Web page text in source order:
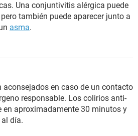
Una conjuntivitis alérgica puede
también puede aparecer junto a
asma.
aconsejados en caso de un contacto
responsable. Los colirios anti-
en aproximadamente 30 minutos y
día.